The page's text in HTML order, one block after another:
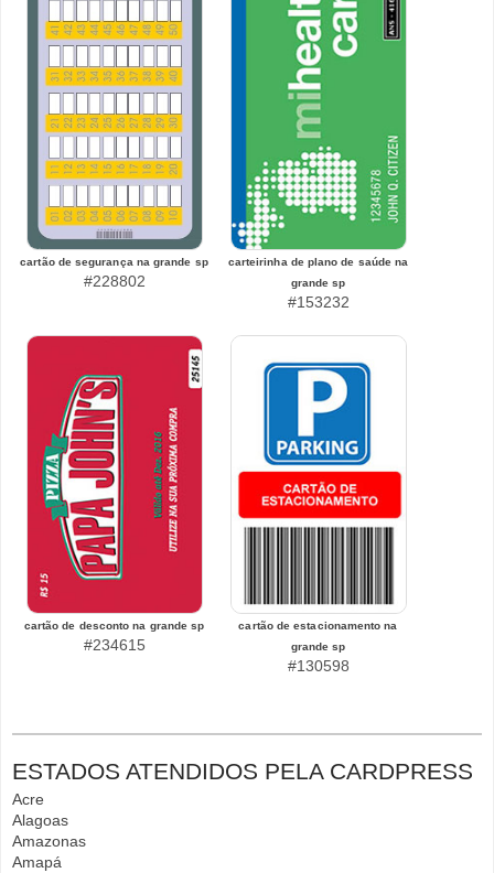
cartão de segurança na grande sp
#228802
carteirinha de plano de saúde na
grande sp
#153232
cartão de desconto na grande sp
#234615
cartão de estacionamento na
grande sp
#130598
ESTADOS ATENDIDOS PELA CARDPRESS
Acre
Alagoas
Amazonas
Amapá